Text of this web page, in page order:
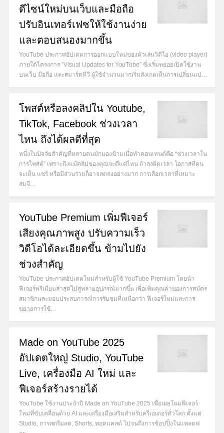
ดีไซน์ใหม่บนเว็บและมือถือ
ปรับอินเทอร์เฟซให้ใช้งานง่าย
และตอบสนองมากขึ้น
YouTube ประกาศอัปเดตการออกแบบใหม่ของตัวเล่นวิดีโอ (video player)
ภายใต้โครงการ “Visual Updates for YouTube” ซึ่งเริ่มทยอยเปิดใช้งาน
บนเว็บ มือถือ และสมาร์ตทีวี ผู้ใช้จำนวนมากเริ่มสังเกตเห็นการเปลี่ยนแป…
โพสต์หรือลงคลิปใน Youtube,
TikTok, Facebook ช่วงเวลา
ไหน ถึงได้ผลดีที่สุด
หนึ่งในปัจจัยสำคัญที่หลายคนมักมองข้ามเมื่อทำคอนเทนต์คือ “ช่วงเวลาใน
การโพสต์” เพราะถึงแม้คลิปของคุณจะดีแค่ไหน ถ้าลงผิดเวลา โอกาสที่คน
จะเห็น แชร์ หรือมีส่วนร่วมก็อาจลดลงอย่างมาก การเลือกเวลาที่เหมาะ
สมจึ…
YouTube Premium เพิ่มฟีเจอร์
เสียงคุณภาพสูง ปรับความเร็ว
วิดีโอได้ละเอียดขึ้น ข้ามไปยัง
ช่วงสำคัญ
YouTube ประกาศอัปเดตใหม่สำหรับผู้ใช้ YouTube Premium โดยนำ
ฟีเจอร์พรีเมียมล่าสุดไปสู่หลายอุปกรณ์มากขึ้น เพื่อเพิ่มคุณค่าของการสมัคร
สมาชิกและมอบประสบการณ์การรับชมที่เหนือกว่า ฟีเจอร์ใหม่และการ
ขยายการใช้…
Made on YouTube 2025
อัปเดตใหญ่ Studio, YouTube
Live, เครื่องมือ AI ใหม่ และ
ฟีเจอร์สร้างรายได้
YouTube ใช้งานประจำปี Made on YouTube 2025 เพื่อเผยโฉมฟีเจอร์
ใหม่ที่ขับเคลื่อนด้วย AI และเครื่องมือเสริมสำหรับครีเอเตอร์ทั่วโลก ตั้งแต่
Studio, การสตรีมสด, Shorts, พอดแคสต์ ไปจนถึงการช้อปปิ้งในแพลตฟ